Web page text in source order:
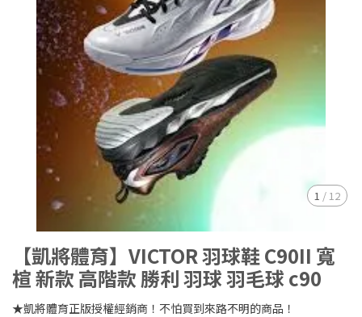
1 / 12
【凱將體育】VICTOR 羽球鞋 C90II 寬
楦 新款 高階款 勝利 羽球 羽毛球 c90
★凱將體育正版授權經銷商！不怕買到來路不明的商品！